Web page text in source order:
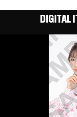
DIGITAL